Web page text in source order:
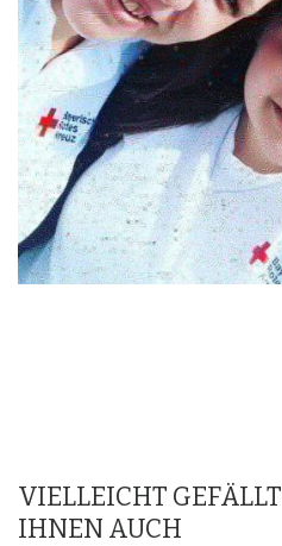
VIELLEICHT GEFÄLLT
IHNEN AUCH